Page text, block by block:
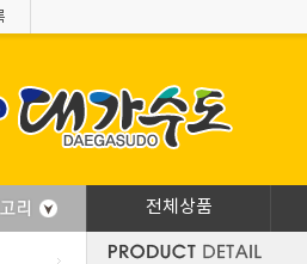
전체상품